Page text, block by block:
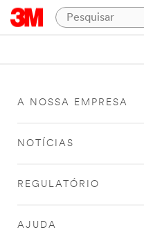
A NOSSA EMPRESA
NOTÍCIAS
REGULATÓRIO
AJUDA